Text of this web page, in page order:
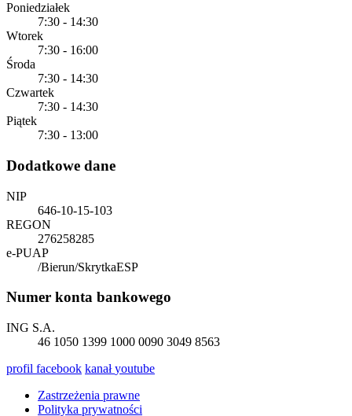
Poniedziałek
7:30 - 14:30
Wtorek
7:30 - 16:00
Środa
7:30 - 14:30
Czwartek
7:30 - 14:30
Piątek
7:30 - 13:00
Dodatkowe dane
NIP
646-10-15-103
REGON
276258285
e-PUAP
/Bierun/SkrytkaESP
Numer konta bankowego
ING S.A.
46 1050 1399 1000 0090 3049 8563
profil facebook kanałyoutube
Zastrzeżenia prawne
Polityka prywatności